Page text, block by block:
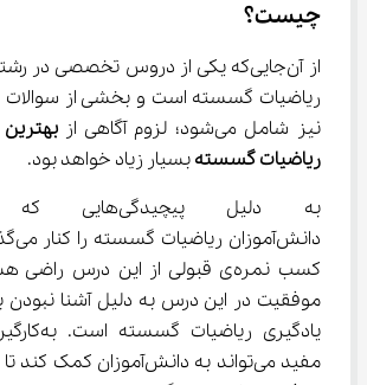
چیست؟
از آن‌جایی‌که یکی از دروس تخصصی در
ریاضیات گسسته است و بخشی از سوالات
نیز شامل می‌شود؛ لزوم آگاهی از
ریاضیات گسسته بسیار زیاد خواهد بود.
به دلیل
کسب نمره‌ی قبولی از این درس
موفقیت در این درس به دلیل آشنا نبودن
مفید می‌تواند به دانش‌آموزان